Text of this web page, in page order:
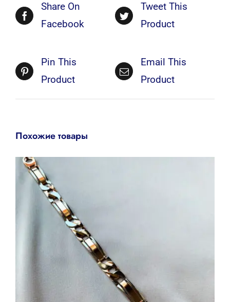
Share On
Facebook
Tweet This
Product
Pin This
Product
Email This
Product
Похожие товары